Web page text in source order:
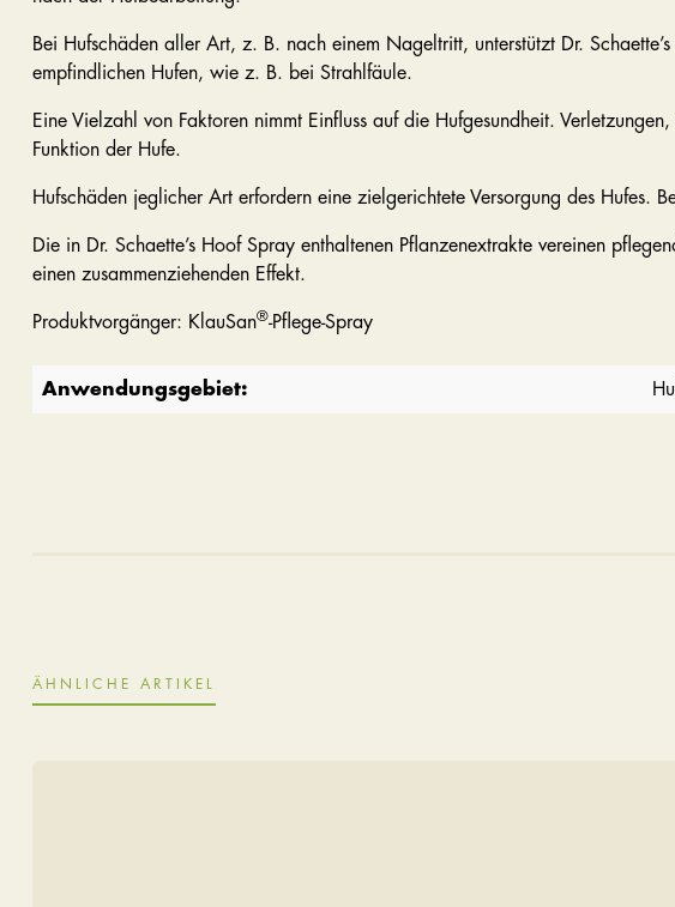
Bei Hufschäden aller Art, z. B. nach einem Nageltritt, unterstützt Dr.
empfindlichen Hufen, wie z. B. bei Strahlfäule.
Eine Vielzahl von Faktoren nimmt Einfluss auf die Hufgesundheit.
Funktion der Hufe.
Hufschäden jeglicher Art erfordern eine zielgerichtete Versorgung des Hufes.
Die in Dr. Schaette’s Hoof Spray enthaltenen Pflanzenextrakte vereinen
einen zusammenziehenden Effekt.
Produktvorgänger: KlauSan®-Pflege-Spray
Anwendungsgebiet:
ÄHNLICHE ARTIKEL